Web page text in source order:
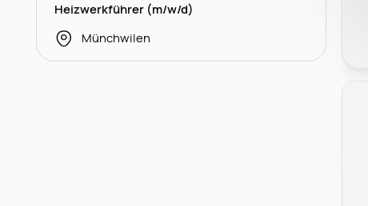
Heizwerkführer (m/w/d)
Münchwilen